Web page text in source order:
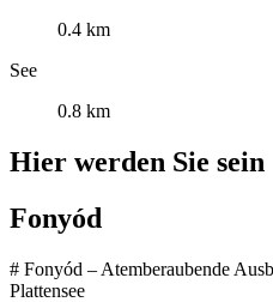
0.4 km
See
0.8 km
Hier werden Sie sein
Fonyód
# Fonyód – Atemberaubende
Plattensee